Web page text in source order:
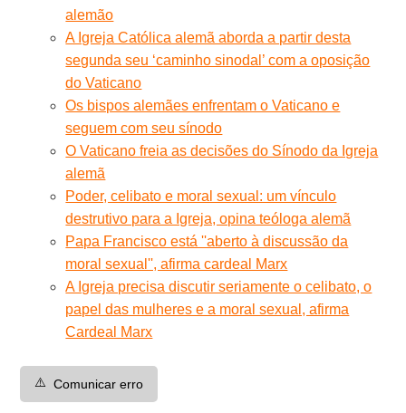
alemão
A Igreja Católica alemã aborda a partir desta
segunda seu ‘caminho sinodal’ com a oposição
do Vaticano
Os bispos alemães enfrentam o Vaticano e
seguem com seu sínodo
O Vaticano freia as decisões do Sínodo da Igreja
alemã
Poder, celibato e moral sexual: um vínculo
destrutivo para a Igreja, opina teóloga alemã
Papa Francisco está ''aberto à discussão da
moral sexual'', afirma cardeal Marx
A Igreja precisa discutir seriamente o celibato, o
papel das mulheres e a moral sexual, afirma
Cardeal Marx
⚠️ Comunicar erro